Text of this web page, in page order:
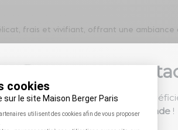
frais et vivifiant, offrant une
Restons en
vous à notre newsletter et
votrepremière commande!